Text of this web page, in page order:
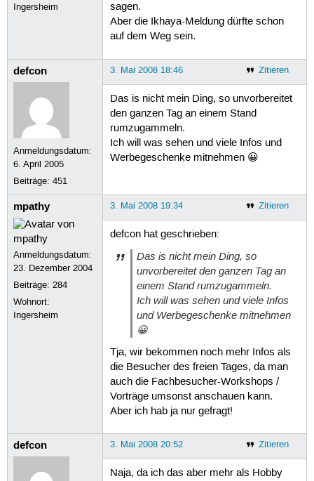
Ingersheim
sagen.
Aber die Ikhaya-Meldung dürfte schon
auf dem Weg sein.
defcon
Anmeldungsdatum:
6. April 2005
Beiträge:451
Zitieren
3. Mai 2008 18:46
Das is nicht mein Ding, so unvorbereitet
den ganzen Tag an einem Stand
rumzugammeln.
Ich will was sehen und viele Infos und
Werbegeschenke mitnehmen 😀
mpathy
Anmeldungsdatum:
23. Dezember 2004
Beiträge:284
Wohnort:
Ingersheim
Zitieren
3. Mai 2008 19:34
defcon hat geschrieben:
Das is nicht mein Ding, so
unvorbereitet den ganzen Tag an
einem Stand rumzugammeln.
Ich will was sehen und viele Infos
und Werbegeschenke mitnehmen
😀
Tja, wir bekommen noch mehr Infos als
die Besucher des freien Tages, da man
auch die Fachbesucher-Workshops /
Vorträge umsonst anschauen kann.
Aber ich hab ja nur gefragt!
defcon Zitieren
3. Mai 2008 20:52
Naja, da ich das aber mehr als Hobby